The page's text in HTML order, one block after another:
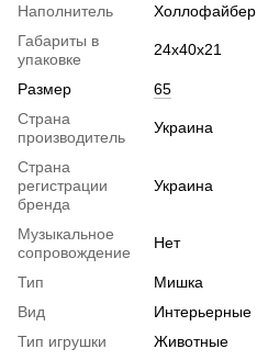
Наполнитель
Холлофайбер
Габариты в
упаковке
24х40х21
Размер
65
Страна
производитель
Украина
Страна
регистрации
бренда
Украина
Музыкальное
сопровождение
Нет
Тип
Мишка
Вид
Интерьерные
Тип игрушки
Животные